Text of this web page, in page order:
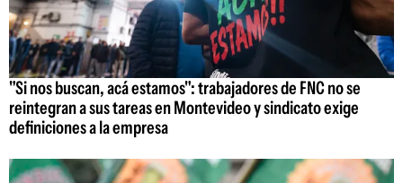
"Si nos buscan, acá estamos": trabajadores de FNC no se
reintegran a sus tareas en Montevideo y sindicato exige
definiciones a la empresa